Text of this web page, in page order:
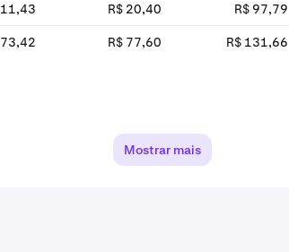
R$ 20,40 R$ 97,79
R$ 77,60 R$ 131,66
Mostrar mais